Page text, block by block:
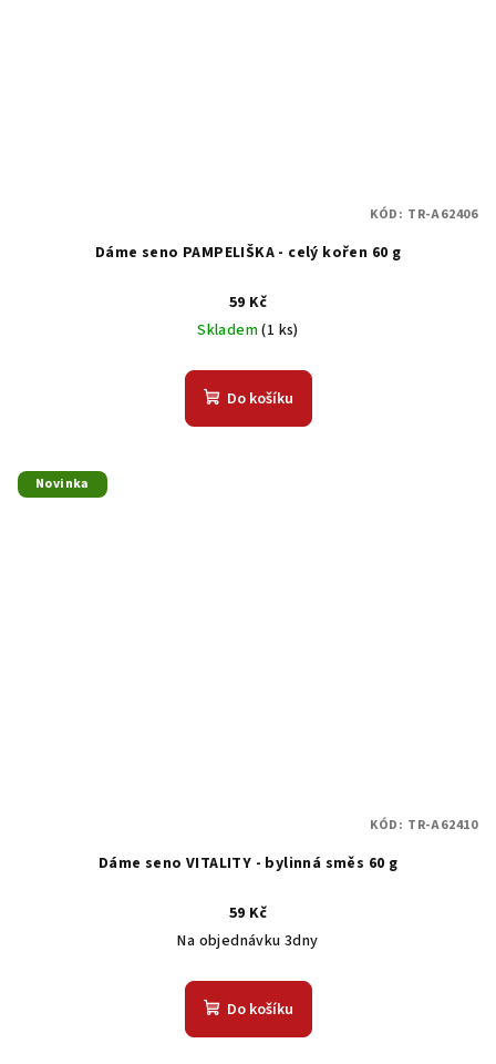
Dáme seno PAMPELIŠKA - celý kořen 60 g
59 Kč
Skladem(1 ks)
Do košíku
KÓD: TR-A62406
Novinka
Dáme seno VITALITY - bylinná směs 60 g
59 Kč
Na objednávku 3dny
Do košíku
KÓD: TR-A62410